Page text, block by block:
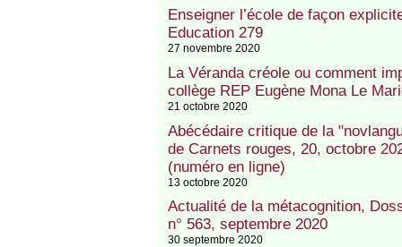
Enseigner l’école de façon
Education 279
27 novembre 2020
La Véranda créole ou comment
collège REP Eugène Mona Le
21 octobre 2020
Abécédaire critique de la
de Carnets rouges, 20, octobre
(numéro en ligne)
13 octobre 2020
Actualité de la métacognition,
n° 563, septembre 2020
30 septembre 2020